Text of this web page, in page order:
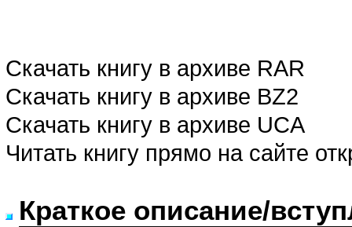
Скачать книгу в архиве RAR
Скачать книгу в архиве BZ2
Скачать книгу в архиве UCA
Читать книгу прямо на сайте
Краткое описание/